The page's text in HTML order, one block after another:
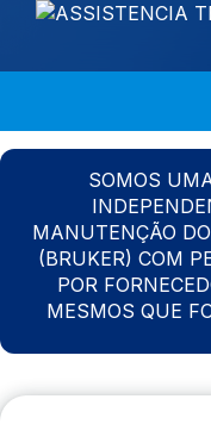
SOMOS
MANUTENÇÃO
(BRUKER) COM
POR
MESMOS QUE